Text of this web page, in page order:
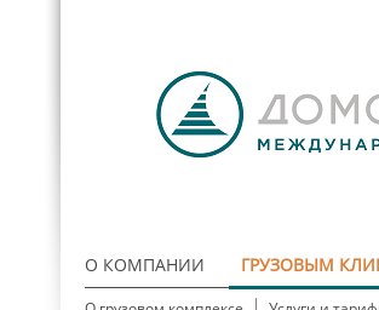
О КОМПАНИИ ГРУЗОВЫМ